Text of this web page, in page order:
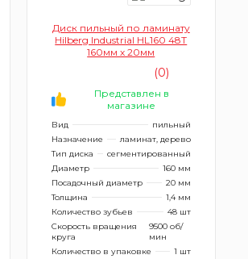
Диск пильный по ламинату
Hilberg Industrial HL160 48Т
160мм х 20мм
(0)
Представлен в
магазине
Вид
пильный
Назначение
ламинат, дерево
Тип диска
сегментированный
Диаметр
160 мм
Посадочный диаметр
20 мм
Толщина
1,4 мм
Количество зубьев
48 шт
Скорость вращения
круга
9500 об/
мин
Количество в упаковке
1 шт